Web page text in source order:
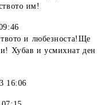
им!
и любезноста!Ще
Хубав и усмихнат ден
16:06